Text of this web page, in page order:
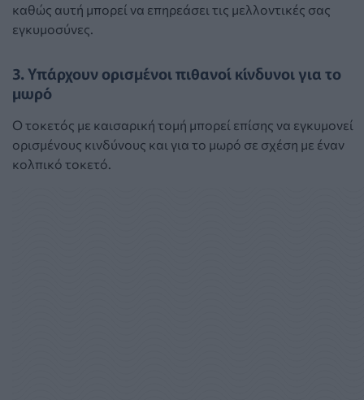
καθώς αυτή μπορεί να επηρεάσει τις μελλοντικές σας
εγκυμοσύνες.
3. Υπάρχουν ορισμένοι πιθανοί κίνδυνοι για το
μωρό
Ο τοκετός με καισαρική τομή μπορεί επίσης να εγκυμονεί
ορισμένους κινδύνους και για το μωρό σε σχέση με έναν
κολπικό τοκετό.